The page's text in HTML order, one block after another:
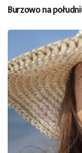
Burzowo na